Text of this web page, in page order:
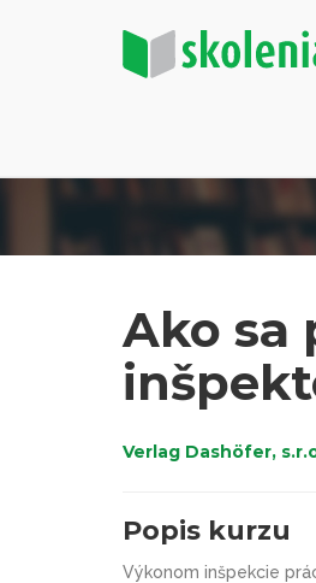
Ako sa
Verlag Dashöfer,
Popis kurzu
Výkonom inšpekcie